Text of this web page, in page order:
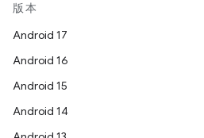
版本
Android 17
Android 16
Android 15
Android 14